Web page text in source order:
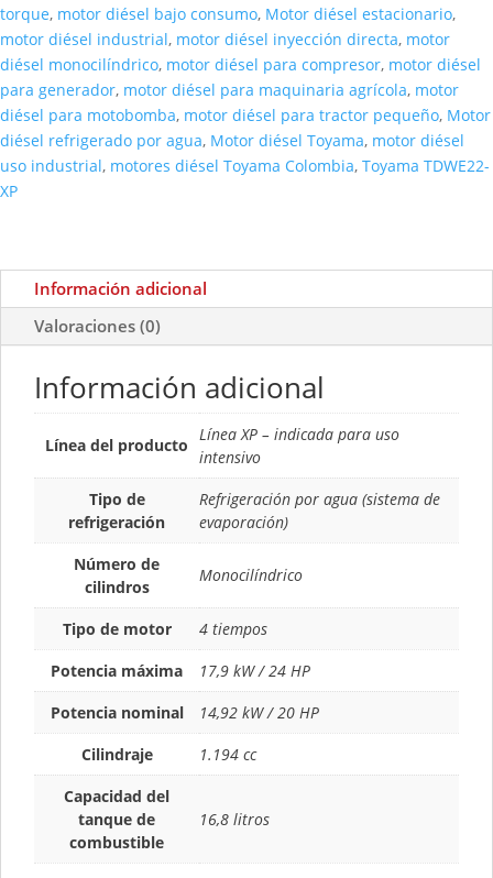
torque, motor diésel bajo consumo, Motor diésel estacionario,
motor diésel industrial, motor diésel inyección directa, motor
diésel monocilíndrico, motor diésel para compresor, motor diésel
para generador, motor diésel para maquinaria agrícola, motor
diésel para motobomba, motor diésel para tractor pequeño, Motor
diésel refrigerado por agua, Motor diésel Toyama, motor diésel
uso industrial, motores diésel Toyama Colombia, Toyama TDWE22-
XP
Información adicional
Valoraciones (0)
Información adicional
Línea del producto
Línea XP – indicada para uso
intensivo
Tipo de
refrigeración
Refrigeración por agua (sistema de
evaporación)
Número de
cilindros
Monocilíndrico
Tipo de motor
4 tiempos
Potencia máxima
17,9 kW / 24 HP
Potencia nominal
14,92 kW / 20 HP
Cilindraje
1.194 cc
Capacidad del
tanque de
combustible
16,8 litros